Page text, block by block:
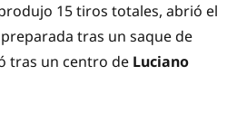
15 tiros totales, abrió el
tras un saque de
tras un centro de Luciano